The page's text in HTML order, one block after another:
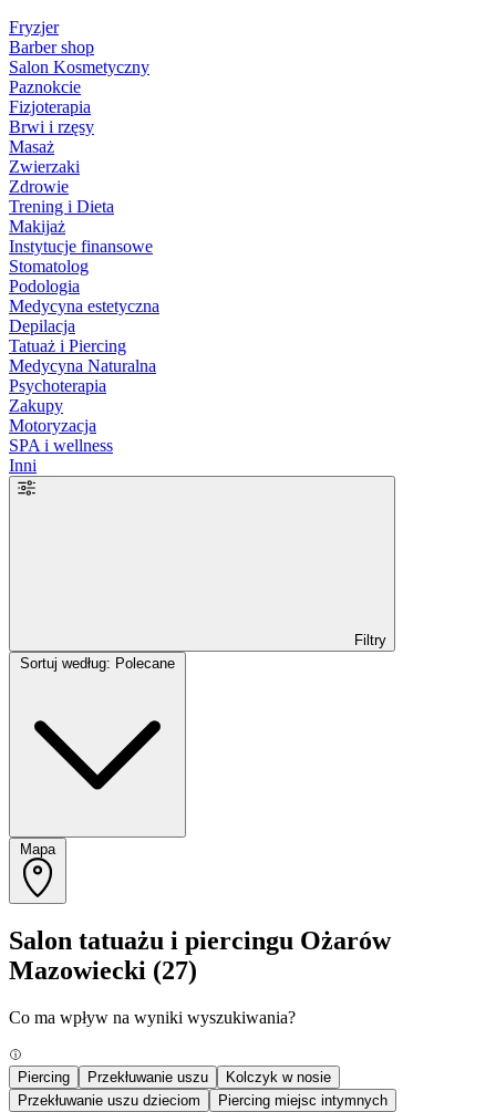
Fryzjer
Barber shop
Salon Kosmetyczny
Paznokcie
Fizjoterapia
Brwi i rzęsy
Masaż
Zwierzaki
Zdrowie
Trening i Dieta
Makijaż
Instytucje finansowe
Stomatolog
Podologia
Medycyna estetyczna
Depilacja
Tatuaż i Piercing
Medycyna Naturalna
Psychoterapia
Zakupy
Motoryzacja
SPA i wellness
Inni
Filtry
Mapa
Salon tatuażu i piercingu Ożarów
Mazowiecki (27)
Co ma wpływ na wyniki wyszukiwania?
Piercing Przekłuwanie uszu
Kolczyk w nosie
Przekłuwanie uszu dzieciom
Piercing miejsc intymnych